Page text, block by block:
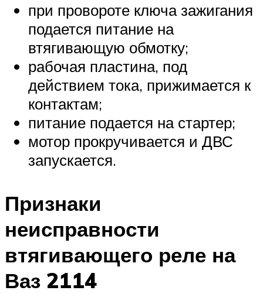
при провороте ключа зажигания
подается питание на
втягивающую обмотку;
рабочая пластина, под
действием тока, прижимается к
контактам;
питание подается на стартер;
мотор прокручивается и ДВС
запускается.
Признаки
неисправности
втягивающего реле на
Ваз 2114